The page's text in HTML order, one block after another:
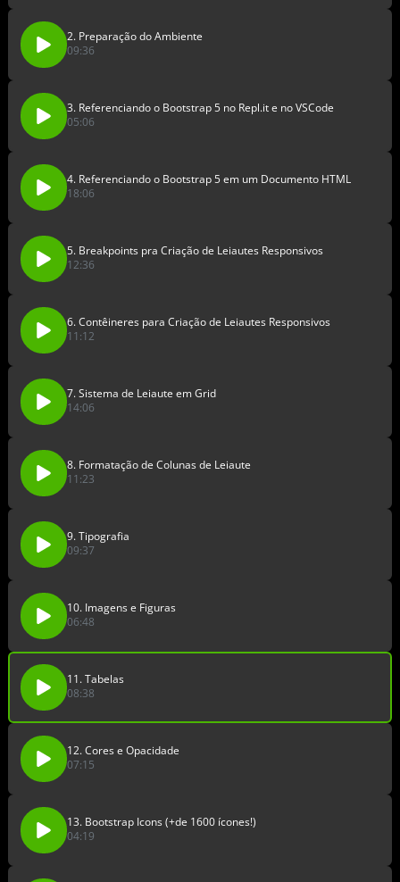
2. Preparação do Ambiente
09:36
3. Referenciando o Bootstrap 5 no Repl.it e no VSCode
05:06
4. Referenciando o Bootstrap 5 em um Documento HTML
18:06
5. Breakpoints pra Criação de Leiautes Responsivos
12:36
6. Contêineres para Criação de Leiautes Responsivos
11:12
7. Sistema de Leiaute em Grid
14:06
8. Formatação de Colunas de Leiaute
11:23
9. Tipografia
09:37
10. Imagens e Figuras
06:48
11. Tabelas
08:38
12. Cores e Opacidade
07:15
13. Bootstrap Icons (+de 1600 ícones!)
04:19